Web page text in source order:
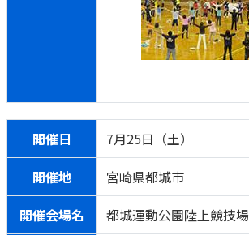
開催日
7月25日（土）
開催地
宮崎県都城市
開催会場名
都城運動公園陸上競技場